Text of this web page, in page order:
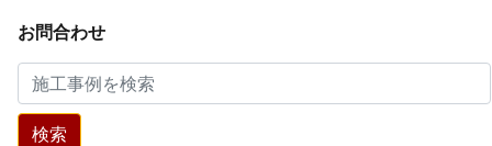
お問合わせ
検索